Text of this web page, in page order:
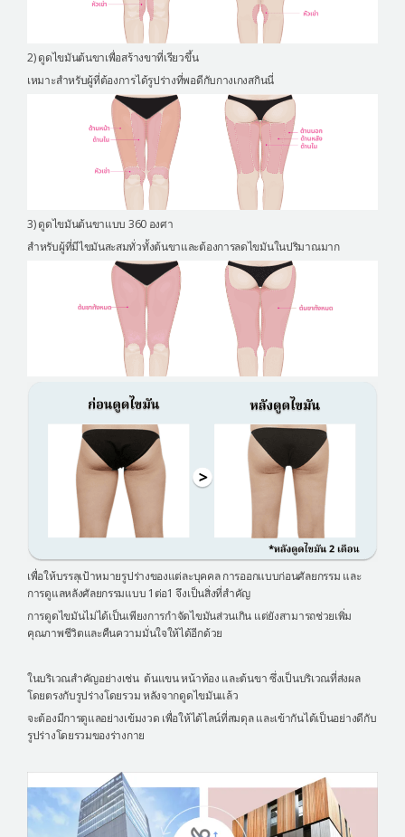
2) ดูดไขมันต้นขาเพื่อสร้างขาที่เรียวขึ้น
เหมาะสำหรับผู้ที่ต้องการได้รูปร่างที่พอดีกับกางเกงสกินนี่
3) ดูดไขมันต้นขาแบบ 360 องศา
สำหรับผู้ที่มีไขมันสะสมทั่วทั้งต้นขาและต้องการลดไขมันในปริมาณมาก
เพื่อให้บรรลุเป้าหมายรูปร่างของแต่ละบุคคล การออกแบบก่อนศัลยกรรม และ
การดูแลหลังศัลยกรรมแบบ 1ต่อ1 จึงเป็นสิ่งที่สำคัญ
การดูดไขมันไม่ได้เป็นเพียงการกำจัดไขมันส่วนเกิน แต่ยังสามารถช่วยเพิ่ม
คุณภาพชีวิตและคืนความมั่นใจให้ได้อีกด้วย
ในบริเวณสำคัญอย่างเช่น ต้นแขน หน้าท้อง และต้นขา ซึ่งเป็นบริเวณที่ส่งผล
โดยตรงกับรูปร่างโดยรวม หลังจากดูดไขมันแล้ว
จะต้องมีการดูแลอย่างเข้มงวด เพื่อให้ได้ไลน์ที่สมดุล และเข้ากันได้เป็นอย่างดีกับ
รูปร่างโดยรวมของร่างกาย